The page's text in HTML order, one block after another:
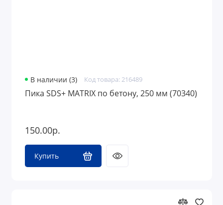
В наличии (3) Код товара: 216489
Пика SDS+ MATRIX по бетону, 250 мм (70340)
150.00р.
Купить